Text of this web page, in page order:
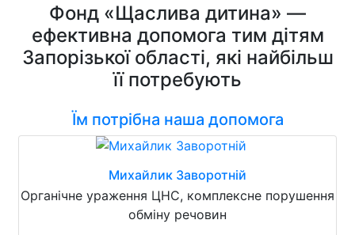
Фонд «Щаслива дитина» —
ефективна допомога тим дітям
Запорізької області, які найбільш
її потребують
Їм потрібна наша допомога
Михайлик Заворотній
Органічне ураження ЦНС, комплексне порушення
обміну речовин